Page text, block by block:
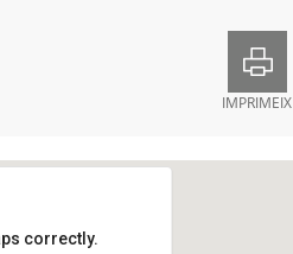
IMPRIMEIX
correctly.